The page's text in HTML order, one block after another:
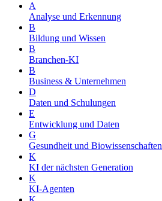
A
Analyse und Erkennung
B
Bildung und Wissen
B
Branchen-KI
B
Business & Unternehmen
D
Daten und Schulungen
E
Entwicklung und Daten
G
Gesundheit und Biowissenschaften
K
KI der nächsten Generation
K
KI-Agenten